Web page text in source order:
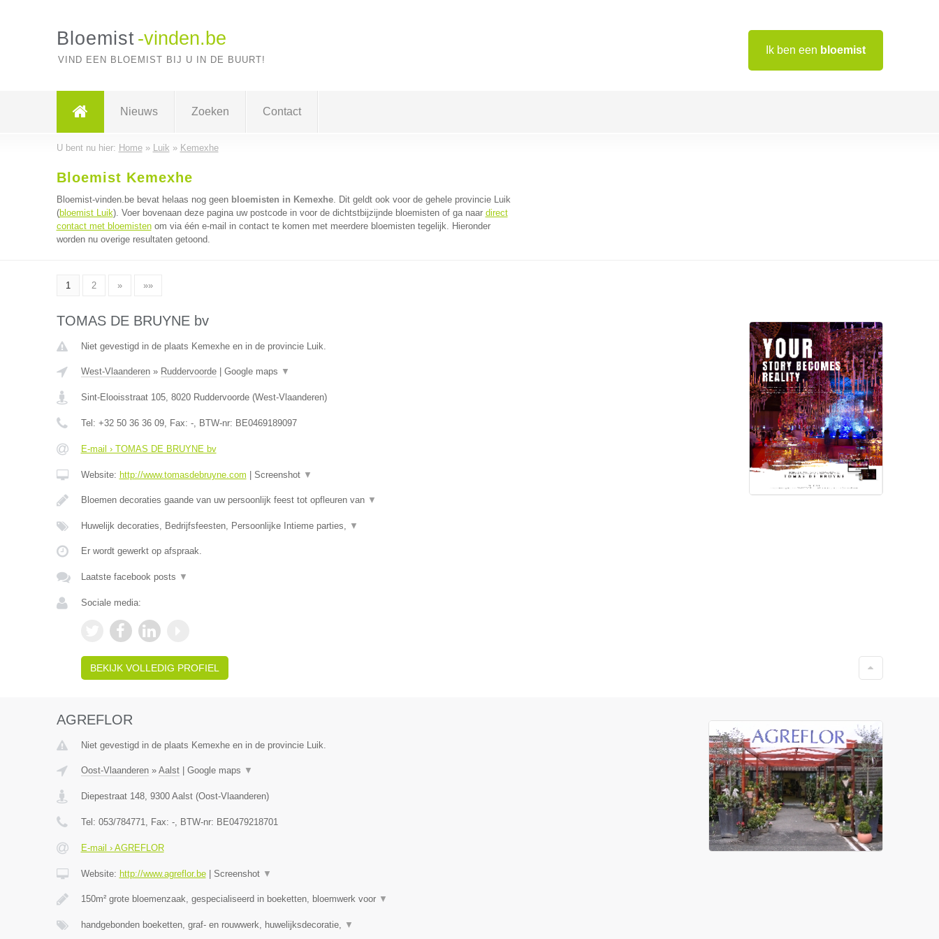
Ik ben een bloemist
Bloemist -vinden.be
VIND EEN BLOEMIST BIJ U IN DE BUURT!
Nieuws Zoeken Contact
U bent nu hier: Home» Luik » Kemexhe
Bloemist Kemexhe
Bloemist-vinden.be bevat helaas nog geen bloemisten in Kemexhe. Dit geldt ook voor de gehele provincie Luik
(bloemist Luik). Voer bovenaan deze pagina uw postcode in voor de dichtstbijzijnde bloemisten of ga naar direct
contact met bloemistenom via één e-mail in contact te komen met meerdere bloemisten tegelijk. Hieronder
worden nu overige resultaten getoond.
1 2 » »»
TOMAS DE BRUYNE bv
Niet gevestigd in de plaats Kemexhe en in de provincie Luik.
West-Vlaanderen» Ruddervoorde| Google maps ▼
Sint-Elooisstraat 105, 8020 Ruddervoorde(West-Vlaanderen)
Tel: +32 50 36 36 09, Fax: -, BTW-nr: BE0469189097
E-mail › TOMAS DE BRUYNE bv
Website: http://www.tomasdebruyne.com Screenshot ▼
Bloemen decoraties gaande van uw persoonlijk feest tot opfleuren van ▼
Huwelijk decoraties, Bedrijfsfeesten, Persoonlijke Intieme parties, ▼
Er wordt gewerkt op afspraak.
Laatste facebook posts ▼
Sociale media:
BEKIJK VOLLEDIG PROFIEL
AGREFLOR
Niet gevestigd in de plaats Kemexhe en in de provincie Luik.
Oost-Vlaanderen» Aalst| Google maps ▼
Diepestraat 148, 9300 Aalst(Oost-Vlaanderen)
Tel: 053/784771, Fax: -, BTW-nr: BE0479218701
E-mail › AGREFLOR
Website: http://www.agreflor.be| Screenshot ▼
150m² grote bloemenzaak, gespecialiseerd in boeketten, bloemwerk voor ▼
handgebonden boeketten, graf- en rouwwerk, huwelijksdecoratie, ▼